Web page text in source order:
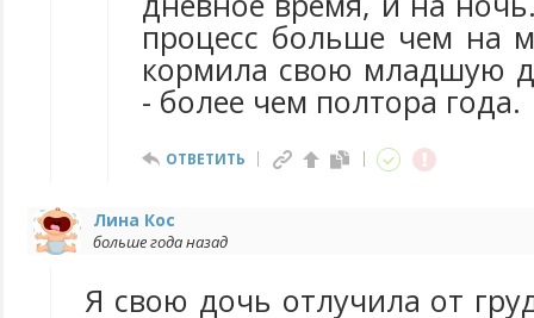
процесс больше чем на
кормила свою младшую
- более чем полтора года.
ОТВЕТИТЬ
Лина Кос
больше года назад
Я свою дочь отлучила от